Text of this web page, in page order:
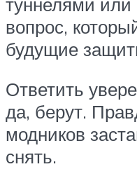
вопрос,
будущие
Ответить
да, берут.
модников
снять.